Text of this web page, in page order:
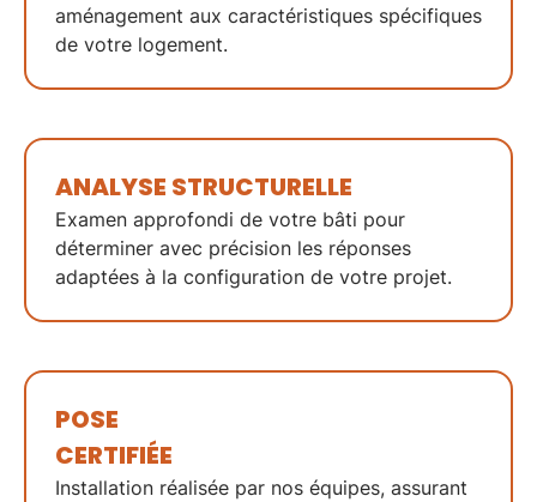
aménagement aux caractéristiques spécifiques
de votre logement.
ANALYSE STRUCTURELLE
Examen approfondi de votre bâti pour
déterminer avec précision les réponses
adaptées à la configuration de votre projet.
POSE
CERTIFIÉE
Installation réalisée par nos équipes, assurant